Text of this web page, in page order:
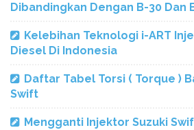
Dibandingkan Dengan B-30 Dan
Kelebihan Teknologi i-ART
Diesel Di Indonesia
Daftar Tabel Torsi ( Torque )
Swift
Mengganti Injektor Suzuki